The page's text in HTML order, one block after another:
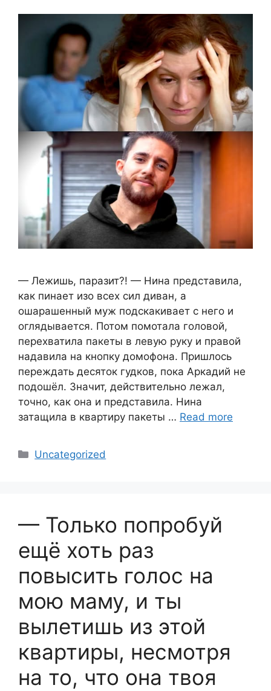
— Лежишь, паразит?! — Нина представила,
как пинает изо всех сил диван, а
ошарашенный муж подскакивает с него и
оглядывается. Потом помотала головой,
перехватила пакеты в левую руку и правой
надавила на кнопку домофона. Пришлось
переждать десяток гудков, пока Аркадий не
подошёл. Значит, действительно лежал,
точно, как она и представила. Нина
затащила в квартиру пакеты … Read more
Categories
Uncategorized
— Только попробуй
ещё хоть раз
повысить голос на
мою маму, и ты
вылетишь из этой
квартиры, несмотря
на то, что она твоя